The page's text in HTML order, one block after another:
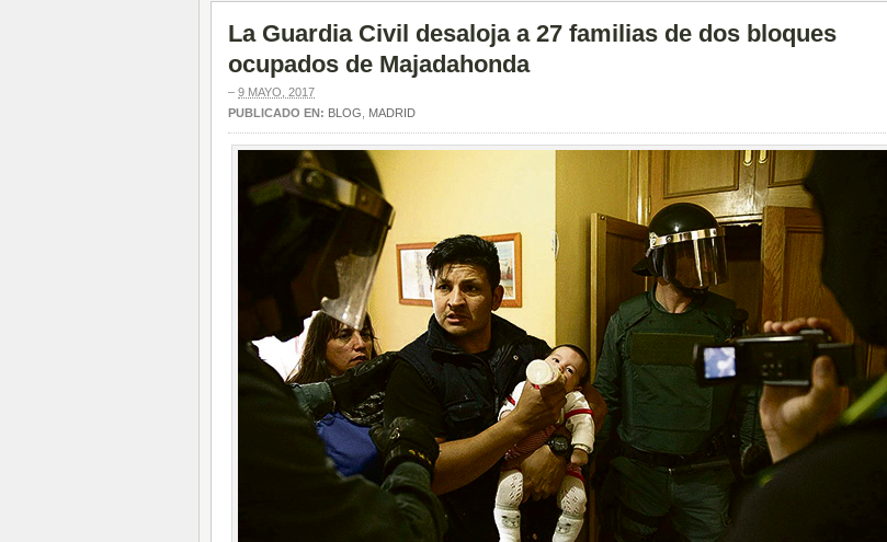
La Guardia Civil desaloja a 27 familias de dos bloques
ocupados de Majadahonda
– 9 MAYO, 2017
PUBLICADO EN: BLOG MADRID